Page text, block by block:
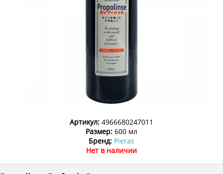
Артикул:4966680247011
Размер:600 мл
Бренд: Pieras
Нет в наличии